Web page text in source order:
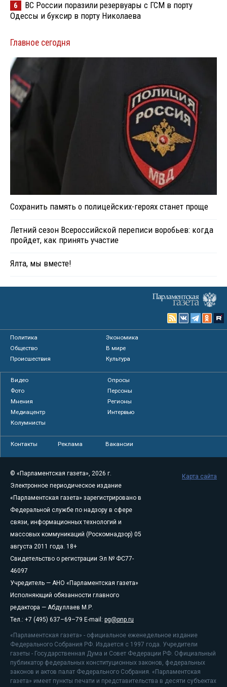
6
ВС России поразили резервуары с ГСМ в порту
Одессы и буксир в порту Николаева
Главное сегодня
Сохранить память о полицейских-героях станет проще
Летний сезон Всероссийской переписи воробьев: когда
пройдет, как принять участие
Ялта, мы вместе!
Политика
Экономика
Общество
В мире
Происшествия
Культура
Видео
Опросы
Фото
Персоны
Мнения
Регионы
Медиацентр
Интервью
Колумнисты
Контакты Реклама Вакансии
© «Парламентская газета», 2026 г.
Электронное периодическое издание
«Парламентская газета» зарегистрировано в
Федеральной службе по надзору в сфере
связи, информационных технологий и
массовых коммуникаций (Роскомнадзор) 05
августа 2011 года. 18+
Свидетельство о регистрации Эл № ФС77-
46097
Учредитель — АНО «Парламентская газета»
Исполняющий обязанности главного
редактора — Абдуллаев М.Р.
Тел.: +7 (495) 637–69–79 E-mail: pg@pnp.ru
«Парламентская газета» - официальное еженедельное издание
Федерального Собрания РФ. Издается с 1997 года. Учредители
газеты - Государственная Дума и Совет Федерации РФ. Официальный
публикатор федеральных конституционных законов, федеральных
законов и актов палат Федерального Собрания. «Парламентская
газета» имеет пункты печати и представительства в десяти субъектах
Карта сайта